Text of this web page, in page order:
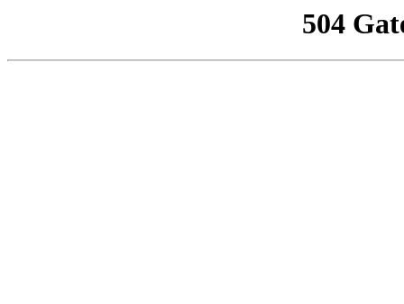
504